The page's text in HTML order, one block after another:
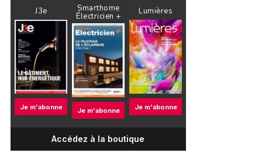
J3e
Je m'abonne
Smarthome
Électricien +
Je m'abonne
Lumières
Je m'abonne
Accédez à la boutique